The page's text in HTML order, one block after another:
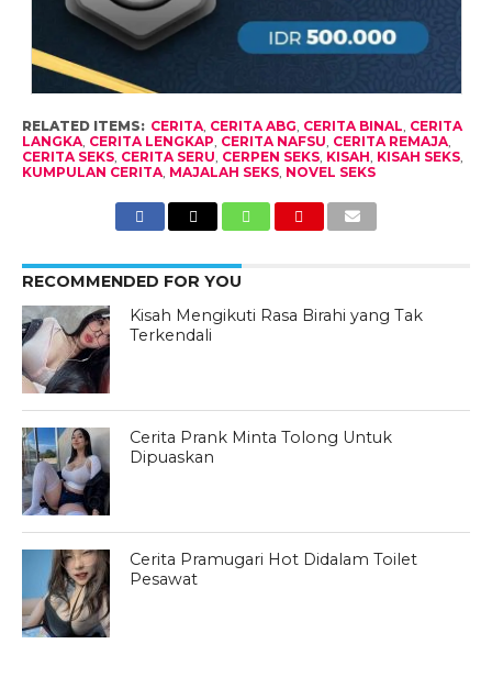
RELATED ITEMS: CERITA, CERITA ABG, CERITA BINAL, CERITA
LANGKA, CERITA LENGKAP, CERITA NAFSU, CERITA REMAJA,
CERITA SEKS, CERITA SERU, CERPEN SEKS, KISAH, KISAH SEKS,
KUMPULAN CERITA, MAJALAH SEKS, NOVEL SEKS
RECOMMENDED FOR YOU
Kisah Mengikuti Rasa Birahi yang Tak
Terkendali
Cerita Prank Minta Tolong Untuk
Dipuaskan
Cerita Pramugari Hot Didalam Toilet
Pesawat